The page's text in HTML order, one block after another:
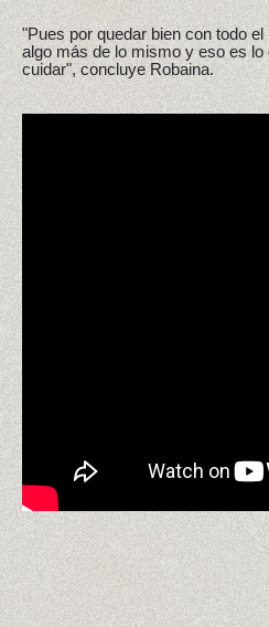
"Pues por quedar bien con todo
algo más de lo mismo y eso es
cuidar", concluye Robaina.